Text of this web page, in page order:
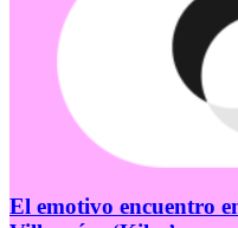
El emotivo encuentro